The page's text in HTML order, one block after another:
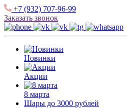
+7 (932) 707-96-99
Заказать звонок
Новинки
Акции
8 марта
Шары до 3000 рублей